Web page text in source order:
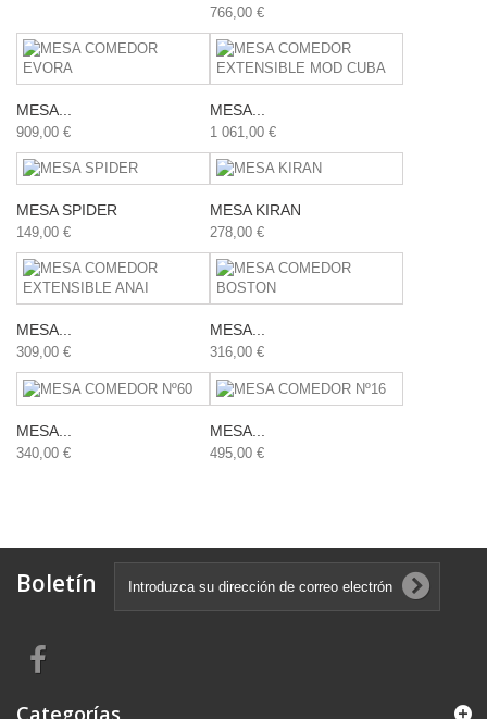
766,00 €
MESA...
909,00 €
MESA...
1 061,00 €
MESA SPIDER
149,00 €
MESA KIRAN
278,00 €
MESA...
309,00 €
MESA...
316,00 €
MESA...
340,00 €
MESA...
495,00 €
Boletín
Categorías